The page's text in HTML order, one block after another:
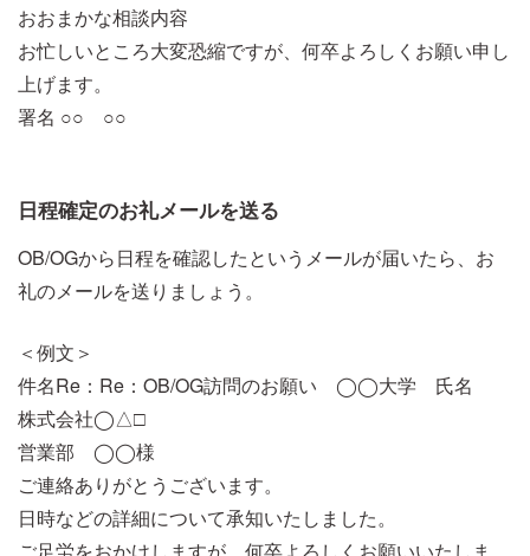
おおまかな相談内容
お忙しいところ大変恐縮ですが、何卒よろしくお願い申し
上げます。
署名 ○○ ○○
日程確定のお礼メールを送る
OB/OGから日程を確認したというメールが届いたら、お
礼のメールを送りましょう。
＜例文＞
件名Re：Re：OB/OG訪問のお願い ◯◯大学 氏名
株式会社◯△□
営業部 ◯◯様
ご連絡ありがとうございます。
日時などの詳細について承知いたしました。